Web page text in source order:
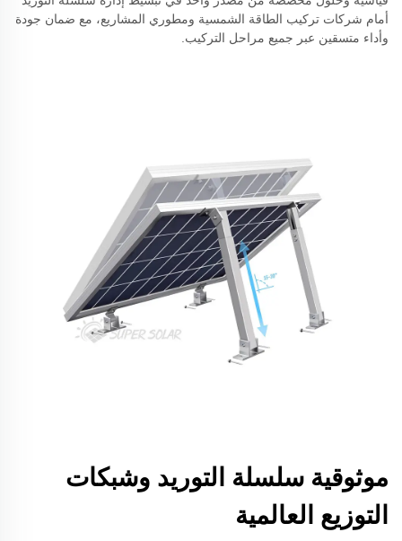
أمام شركات تركيب الطاقة الشمسية ومطوري المشاريع، مع ضمان جودة
وأداء متسقين عبر جميع مراحل التركيب.
موثوقية سلسلة التوريد وشبكات
التوزيع العالمية